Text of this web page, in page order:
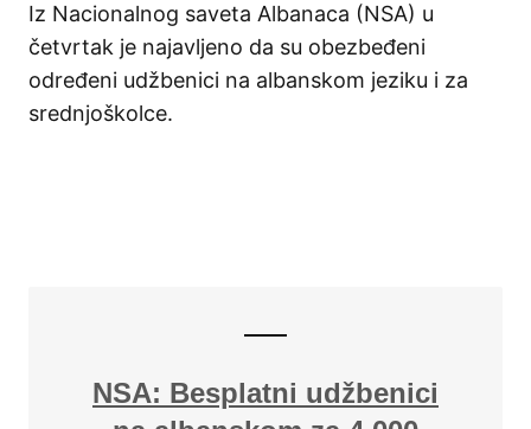
Iz Nacionalnog saveta Albanaca (NSA) u
četvrtak je najavljeno da su obezbeđeni
određeni udžbenici na albanskom jeziku i za
srednjoškolce.
NSA: Besplatni udžbenici